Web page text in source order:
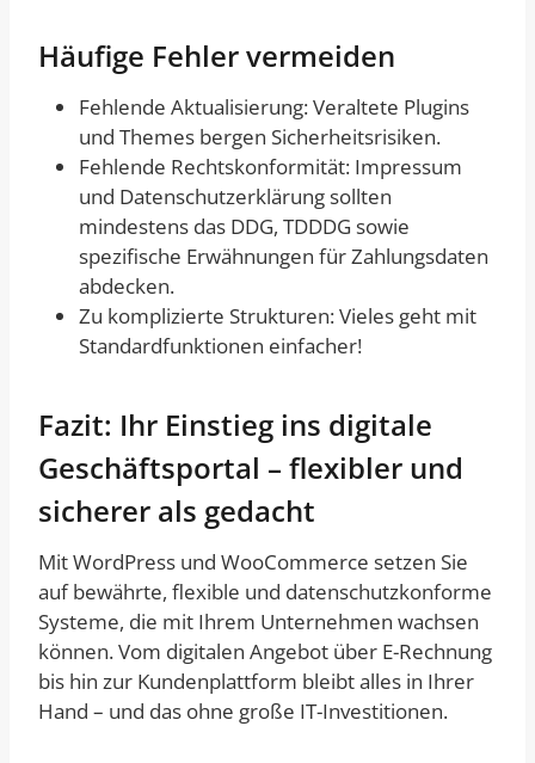
Häufige Fehler vermeiden
Fehlende Aktualisierung: Veraltete Plugins
und Themes bergen Sicherheitsrisiken.
Fehlende Rechtskonformität: Impressum
und Datenschutzerklärung sollten
mindestens das DDG, TDDDG sowie
spezifische Erwähnungen für Zahlungsdaten
abdecken.
Zu komplizierte Strukturen: Vieles geht mit
Standardfunktionen einfacher!
Fazit: Ihr Einstieg ins digitale
Geschäftsportal – flexibler und
sicherer als gedacht
Mit WordPress und WooCommerce setzen Sie
auf bewährte, flexible und datenschutzkonforme
Systeme, die mit Ihrem Unternehmen wachsen
können. Vom digitalen Angebot über E-Rechnung
bis hin zur Kundenplattform bleibt alles in Ihrer
Hand – und das ohne große IT-Investitionen.